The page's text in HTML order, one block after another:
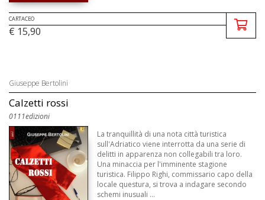
CARTACEO
€ 15,90
Giuseppe Bertolini
Calzetti rossi
0111edizioni
La tranquillità di una nota città turistica
sull'Adriatico viene interrotta da una serie di
delitti in apparenza non collegabili tra loro.
Una minaccia per l'imminente stagione
turistica. Filippo Righi, commissario capo della
locale questura, si trova a indagare secondo
schemi inusuali ...